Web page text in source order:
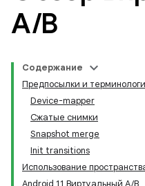
A/B
Содержание
Предпосылки и
Device-mapper
Сжатые снимки
Snapshot merge
Init transitions
Использование
Android 11 Виртуальный A/B